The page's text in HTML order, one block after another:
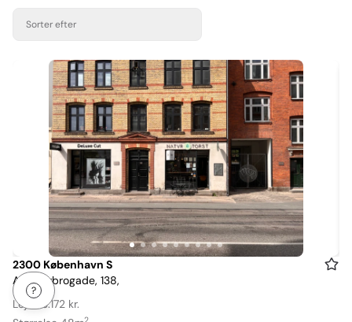
Sorter efter
Item
1
of
2300 København S
Amagerbrogade, 138,
Leje: 13.172 kr.
2